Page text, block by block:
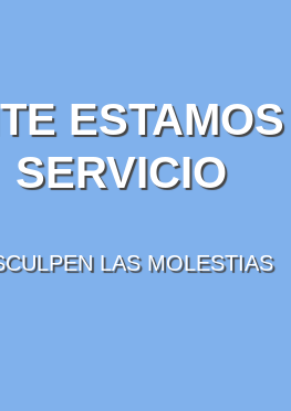
SERVICIO
LAS MOLESTIAS